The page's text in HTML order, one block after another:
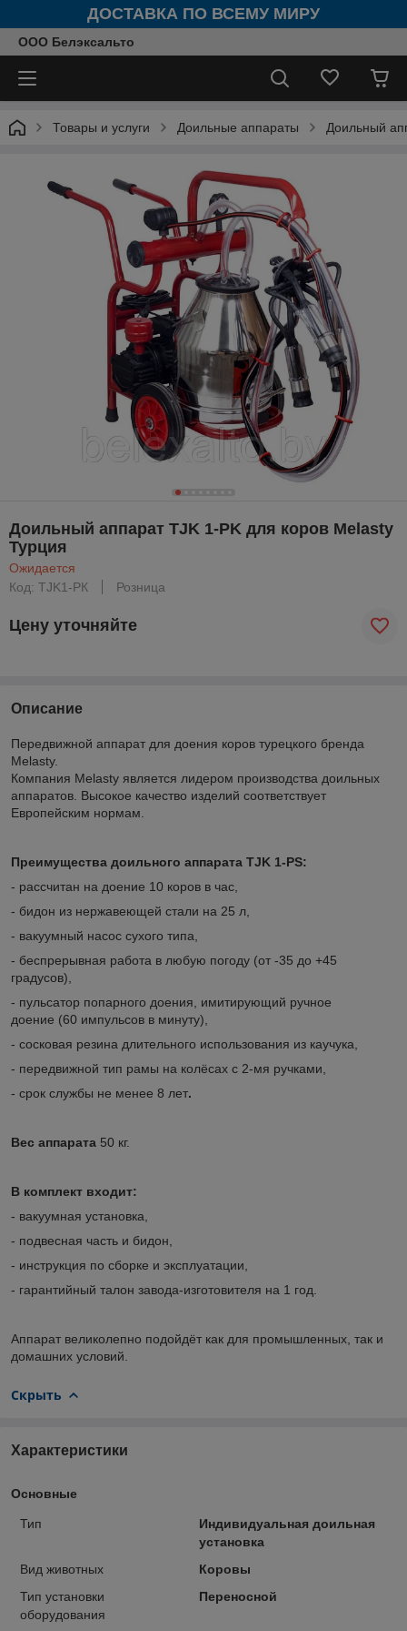
ДОСТАВКА ПО ВСЕМУ МИРУ
ООО Белэксальто
Товары и услуги Доильные аппараты Доильный
Доильный аппарат TJK 1-PK для коров Melasty
Турция
Ожидается
Код: TJK1-PК
Розница
Цену уточняйте
Описание
Передвижной аппарат для доения коров турецкого бренда
Melasty.
Компания Melasty является лидером производства доильных
аппаратов. Высокое качество изделий соответствует
Европейским нормам.
Преимущества доильного аппарата TJK 1-PS:
- рассчитан на доение 10 коров в час,
- бидон из нержавеющей стали на 25 л,
- вакуумный насос сухого типа,
- беспрерывная работа в любую погоду (от -35 до +45
градусов),
- пульсатор попарного доения, имитирующий ручное
доение (60 импульсов в минуту),
- сосковая резина длительного использования из каучука,
- передвижной тип рамы на колёсах с 2-мя ручками,
- срок службы не менее 8 лет.
Вес аппарата 50 кг.
В комплект входит:
- вакуумная установка,
- подвесная часть и бидон,
- инструкция по сборке и эксплуатации,
- гарантийный талон завода-изготовителя на 1 год.
Аппарат великолепно подойдёт как для промышленных, так и
домашних условий.
Скрыть
Характеристики
Основные
Тип
Индивидуальная доильная
установка
Вид животных
Коровы
Тип установки
оборудования
Переносной